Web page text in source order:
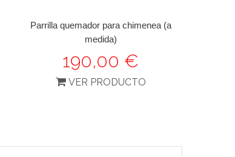
Parrilla quemador para chimenea (a
medida)
190,00 €
VER PRODUCTO